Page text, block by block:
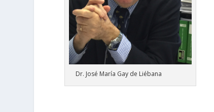
Dr. José María Gay de Liébana